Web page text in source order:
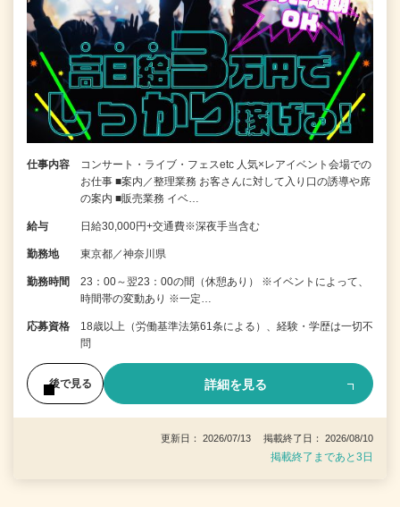
仕事内容
コンサート・ライブ・フェスetc 人気×レアイベント会場での
お仕事 ■案内／整理業務 お客さんに対して入り口の誘導や席
の案内 ■販売業務 イベ…
給与 日給30,000円+交通費※深夜手当含む
勤務地 東京都／神奈川県
勤務時間
23：00～翌23：00の間（休憩あり） ※イベントによって、
時間帯の変動あり ※一定…
応募資格
18歳以上（労働基準法第61条による）、経験・学歴は一切不
問
後で見る 詳細を見る
更新日： 2026/07/13 掲載終了日： 2026/08/10
掲載終了まであと3日